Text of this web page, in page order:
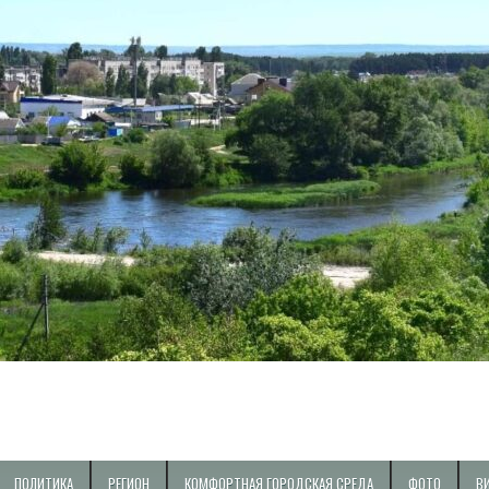
ПОЛИТИКА РЕГИОН КОМФОРТНАЯ ГОРОДСКАЯ СРЕДА ФОТО